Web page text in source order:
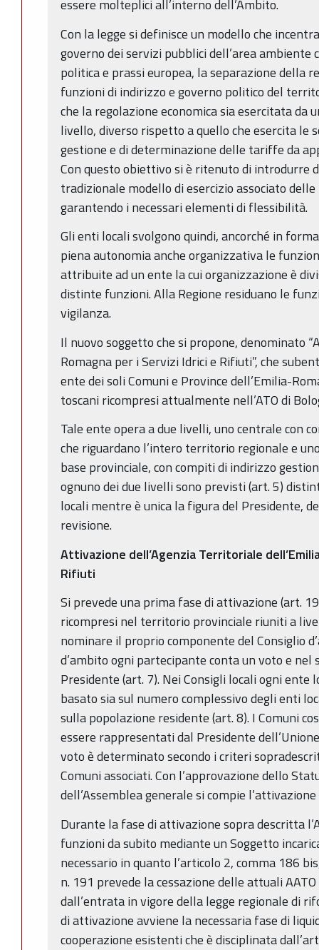
essere molteplici all’interno dell’Ambito.
Con la legge si definisce un modello che
governo dei servizi pubblici dell’area ambiente
politica e prassi europea, la separazione della
funzioni di indirizzo e governo politico del
che la regolazione economica sia esercitata da
livello, diverso rispetto a quello che esercita le
gestione e di determinazione delle tariffe da
Con questo obiettivo si è ritenuto di introdurre
tradizionale modello di esercizio associato
garantendo i necessari elementi di flessibilità.
Gli enti locali svolgono quindi, ancorché in
piena autonomia anche organizzativa le
attribuite ad un ente la cui organizzazione è
distinte funzioni. Alla Regione residuano le
vigilanza.
Il nuovo soggetto che si propone, denominato
Romagna per i Servizi Idrici e Rifiuti”, che
ente dei soli Comuni e Province dell’Emilia-
toscani ricompresi attualmente nell’ATO di
Tale ente opera a due livelli, uno centrale con
che riguardano l’intero territorio regionale e
base provinciale, con compiti di indirizzo
ognuno dei due livelli sono previsti (art. 5)
locali mentre è unica la figura del Presidente,
revisione.
Attivazione dell’Agenzia Territoriale
Rifiuti
Si prevede una prima fase di attivazione (art.
ricompresi nel territorio provinciale riuniti a
nominare il proprio componente del Consiglio
d’ambito ogni partecipante conta un voto e nel
Presidente (art. 7). Nei Consigli locali ogni
basato sia sul numero complessivo degli enti
sulla popolazione residente (art. 8). I Comuni
essere rappresentati dal Presidente
voto è determinato secondo i criteri
Comuni associati. Con l’approvazione dello
dell’Assemblea generale si compie l’attivazione
Durante la fase di attivazione sopra descritta
funzioni da subito mediante un Soggetto
necessario in quanto l’articolo 2, comma 186
n. 191 prevede la cessazione delle attuali
dall’entrata in vigore della legge regionale di
di attivazione avviene la necessaria fase di
cooperazione esistenti che è disciplinata